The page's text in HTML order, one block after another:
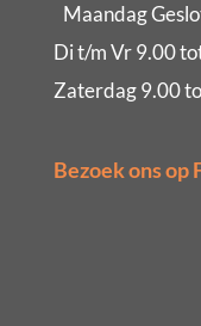
Maandag
Di t/m Vr 9.00
Zaterdag 9.00
Bezoek ons op